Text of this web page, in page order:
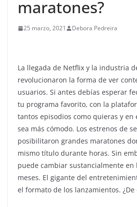
maratones?
25 marzo, 2021 Debora Pedreira
La llegada de Netflix y la industria
revolucionaron la forma de ver
usuarios. Si antes debías esperar
tu programa favorito, con la
tantos episodios como quieras y en
sea más cómodo. Los estrenos de
posibilitaron grandes maratones
mismo título durante horas. Sin
puede cambiar sustancialmente en
meses. El gigante del
el formato de los lanzamientos. ¿De